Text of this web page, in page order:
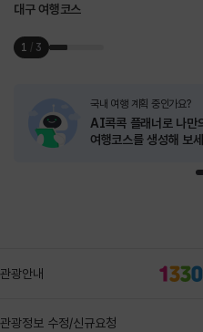
대구 여행코스
1 / 3
국내 여행 계획 중인가요?
AI콕콕 플래너로 나만
여행코스를 생성해 보
관광안내
관광정보 수정/신규요청